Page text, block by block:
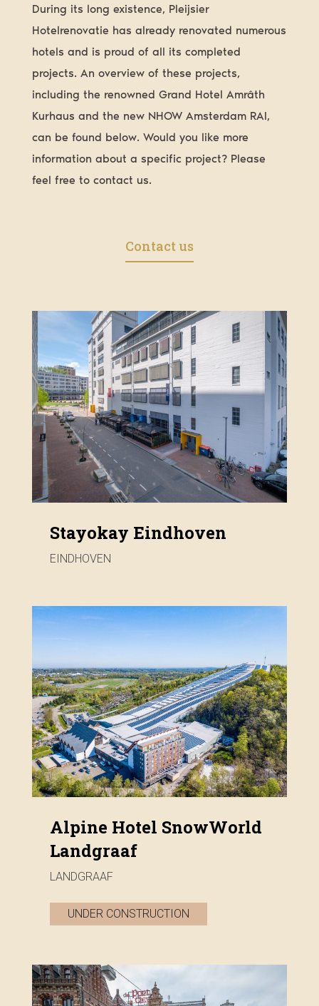
During its long existence, Pleijsier
Hotelrenovatie has already renovated numerous
hotels and is proud of all its completed
projects. An overview of these projects,
including the renowned Grand Hotel Amrâth
Kurhaus and the new NHOW Amsterdam RAI,
can be found below. Would you like more
information about a specific project? Please
feel free to contact us.
Contact us
Stayokay Eindhoven
EINDHOVEN
Alpine Hotel SnowWorld
Landgraaf
LANDGRAAF
UNDER CONSTRUCTION